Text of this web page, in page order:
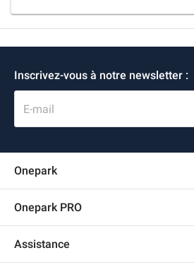
Inscrivez-vous à notre newsletter :
E-mail
Onepark
Recrutement
Onepark PRO
Assistance